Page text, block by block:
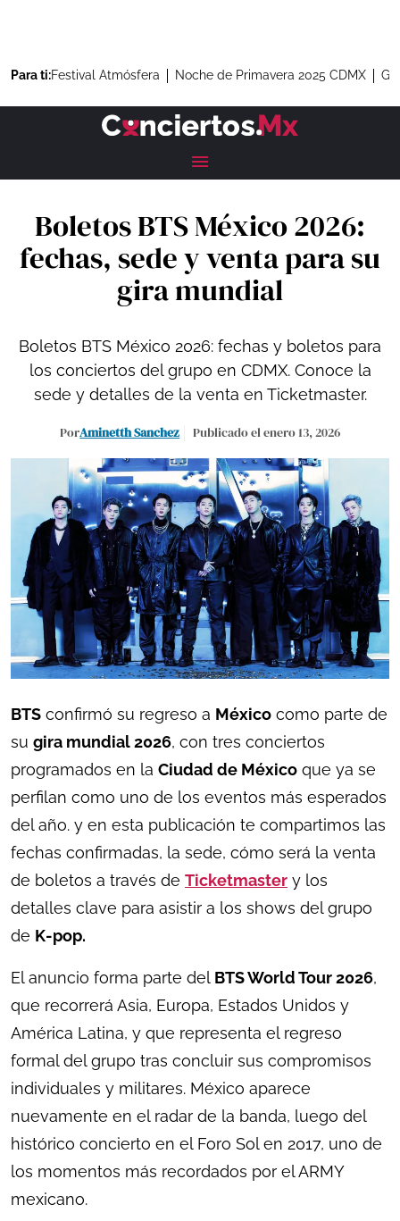
Para ti:Festival Atmósfera Noche de Primavera 2025 CDMX
Boletos BTS México 2026:
fechas, sede y venta para su
gira mundial
Boletos BTS México 2026: fechas y boletos para
los conciertos del grupo en CDMX. Conoce la
sede y detalles de la venta en Ticketmaster.
PorAminetth Sanchez Publicado el enero 13, 2026
BTS confirmó su regreso a México como parte de
su gira mundial 2026, con tres conciertos
programados en la Ciudad de México que ya se
perfilan como uno de los eventos más esperados
del año. y en esta publicación te compartimos las
fechas confirmadas, la sede, cómo será la venta
de boletos a través de Ticketmaster y los
detalles clave para asistir a los shows del grupo
de K-pop.
El anuncio forma parte del BTS World Tour 2026,
que recorrerá Asia, Europa, Estados Unidos y
América Latina, y que representa el regreso
formal del grupo tras concluir sus compromisos
individuales y militares. México aparece
nuevamente en el radar de la banda, luego del
histórico concierto en el Foro Sol en 2017, uno de
los momentos más recordados por el ARMY
mexicano.